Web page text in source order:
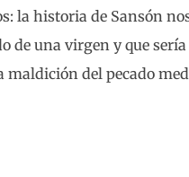
la historia de Sansón
de una virgen y que
maldición del pecado